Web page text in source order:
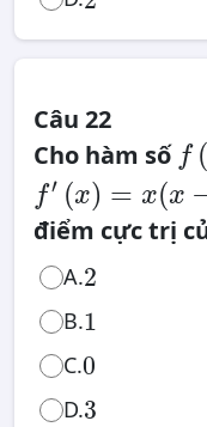
Câu 22
Cho hàm số f (
f
(x)
f′ (x) = x(x
f′
(x
=
x
(x−1)2
(x−2 3
(x−3 4
điểm cực trị
A.2
2
B.1
1
C.0
0
D.3
3